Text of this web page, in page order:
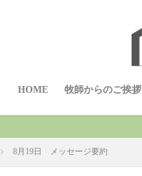
HOME 牧師からのご挨拶
8月19日 メッセージ要約